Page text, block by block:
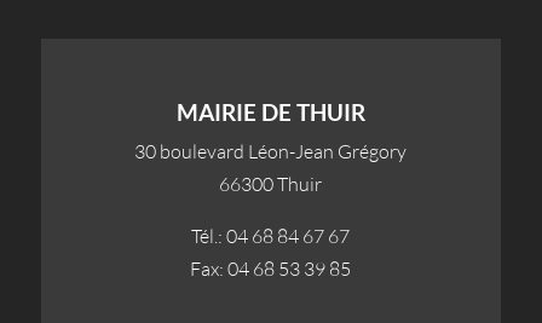
MAIRIE DE THUIR
30 boulevard Léon-Jean Grégory
66300 Thuir
Tél.: 04 68 84 67 67
Fax: 04 68 53 39 85